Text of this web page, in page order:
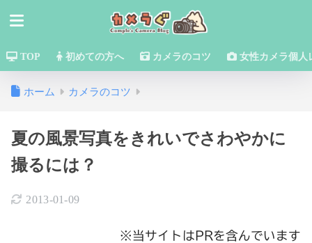
TOP 初めての方へ カメラのコツ 女性カメラ個人
ホーム カメラのコツ
夏の風景写真をきれいでさわやかに
撮るには？
2013-01-09
※当サイトはPRを含んでいます